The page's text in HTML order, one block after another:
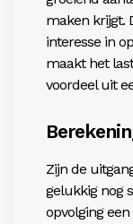
maken krijgt.
interesse in
maakt het
voordeel uit
Zijn de
gelukkig nog
opvolging